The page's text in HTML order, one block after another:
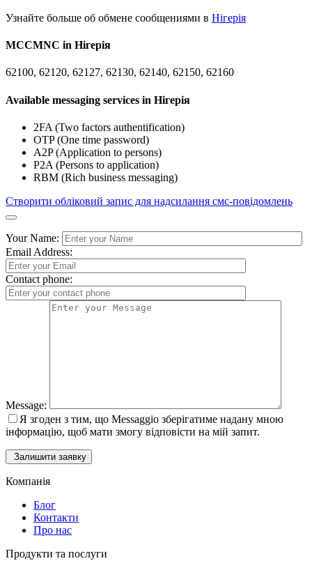
Узнайте больше об обмене сообщениями в Нігерія
MCCMNC in Нігерія
62100, 62120, 62127, 62130, 62140, 62150, 62160
Available messaging services in Нігерія
2FA (Two factors authentification)
OTP (One time password)
A2P (Application to persons)
P2A (Persons to application)
RBM (Rich business messaging)
Створити обліковий запис для надсилання смс-повідомлень
Your Name:
Email Address:
Contact phone:
Message:
Я згоден з тим, що Messaggio зберігатиме надану мною
інформацію, щоб мати змогу відповісти на мій запит.
Залишити заявку
Компанія
Блог
Контакти
Про нас
Продукти та послуги